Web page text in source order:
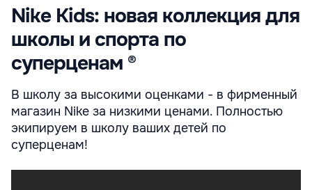
Nike Kids: новая коллекция для
школы и спорта по
суперценам ®
В школу за высокими оценками - в фирменный
магазин Nike за низкими ценами. Полностью
экипируем в школу ваших детей по
суперценам!